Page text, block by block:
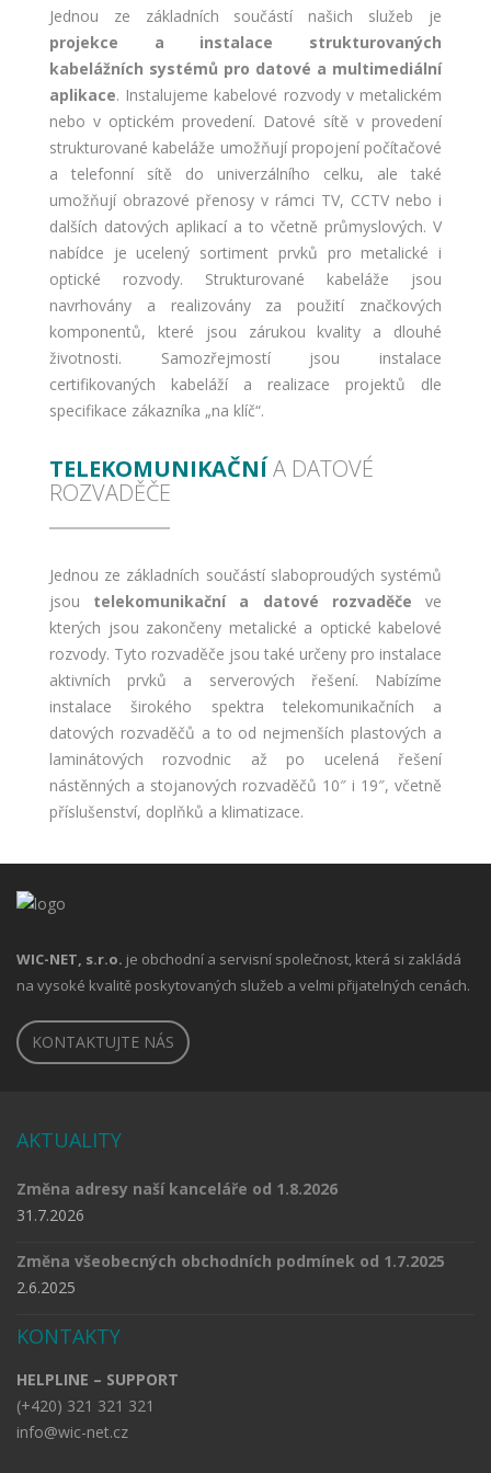
Jednou ze základních součástí našich služeb je
projekce a instalace strukturovaných
kabelážních systémů pro datové a multimediální
aplikace. Instalujeme kabelové rozvody v metalickém
nebo v optickém provedení. Datové sítě v provedení
strukturované kabeláže umožňují propojení počítačové
a telefonní sítě do univerzálního celku, ale také
umožňují obrazové přenosy v rámci TV, CCTV nebo i
dalších datových aplikací a to včetně průmyslových. V
nabídce je ucelený sortiment prvků pro metalické i
optické rozvody. Strukturované kabeláže jsou
navrhovány a realizovány za použití značkových
komponentů, které jsou zárukou kvality a dlouhé
životnosti. Samozřejmostí jsou instalace
certifikovaných kabeláží a realizace projektů dle
specifikace zákazníka „na klíč“.
TELEKOMUNIKAČNÍ A DATOVÉ
ROZVADĚČE
Jednou ze základních součástí slaboproudých systémů
jsou telekomunikační a datové rozvaděče ve
kterých jsou zakončeny metalické a optické kabelové
rozvody. Tyto rozvaděče jsou také určeny pro instalace
aktivních prvků a serverových řešení. Nabízíme
instalace širokého spektra telekomunikačních a
datových rozvaděčů a to od nejmenších plastových a
laminátových rozvodnic až po ucelená řešení
nástěnných a stojanových rozvaděčů 10″ i 19″, včetně
příslušenství, doplňků a klimatizace.
WIC-NET, s.r.o. je obchodní a servisní společnost, která si zakládá
na vysoké kvalitě poskytovaných služeb a velmi přijatelných cenách.
KONTAKTUJTE NÁS
AKTUALITY
Změna adresy naší kanceláře od 1.8.2026
31.7.2026
Změna všeobecných obchodních podmínek od 1.7.2025
2.6.2025
KONTAKTY
HELPLINE – SUPPORT
(+420) 321 321 321
info@wic-net.cz